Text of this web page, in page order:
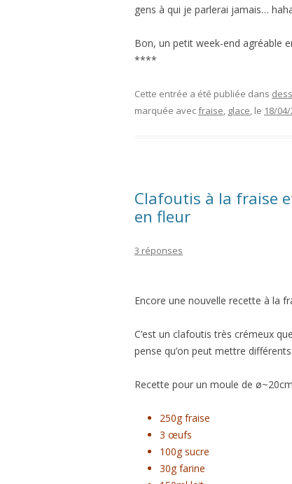
gens à qui je parlerai jamais…
Bon, un petit week-end agréable
****
Cette entrée a été publiée dans
marquée avecfraise, glace, le 18/
Clafoutis à la fraise
en fleur
3 réponses
Encore une nouvelle recette à la
C’est un clafoutis très crémeux
pense qu’on peut mettre
Recette pour un moule de
250g fraise
3 œufs
100g sucre
30g farine